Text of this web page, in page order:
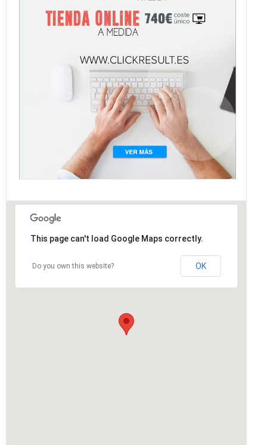
This page can't load Google Maps correctly.
Do you own this website? OK